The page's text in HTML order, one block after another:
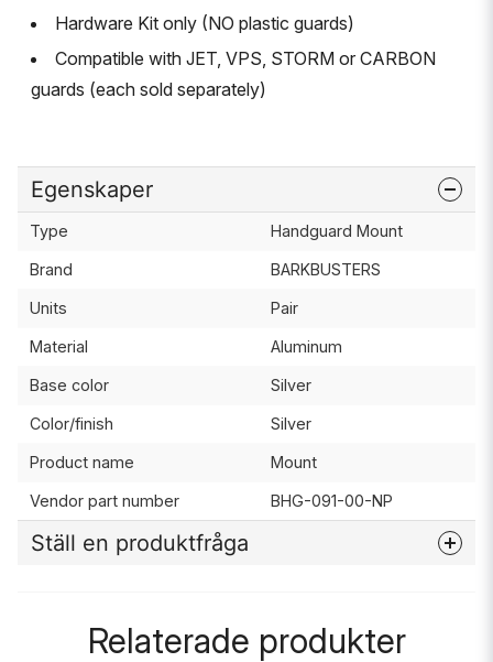
Hardware Kit only (NO plastic guards)
Compatible with JET, VPS, STORM or CARBON
guards (each sold separately)
Egenskaper
Type Handguard Mount
Brand BARKBUSTERS
Units Pair
Material Aluminum
Base color Silver
Color/finish Silver
Product name Mount
Vendor part number BHG-091-00-NP
Ställ en produktfråga
Relaterade produkter